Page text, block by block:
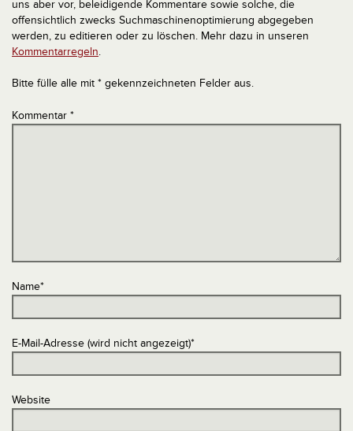
uns aber vor, beleidigende Kommentare sowie solche, die
offensichtlich zwecks Suchmaschinenoptimierung abgegeben
werden, zu editieren oder zu löschen. Mehr dazu in unseren
Kommentarregeln.
Bitte fülle alle mit * gekennzeichneten Felder aus.
Kommentar *
Name*
E-Mail-Adresse (wird nicht angezeigt)*
Website